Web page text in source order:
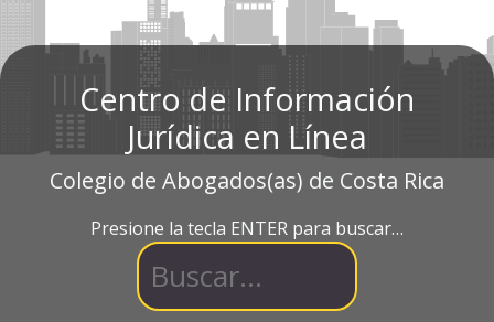
Centro de Información
Jurídica en Línea
Colegio de Abogados(as) de Costa Rica
Presione la tecla ENTER para buscar…